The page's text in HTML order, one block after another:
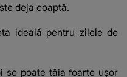
deja coaptă.
ideală pentru zilele de
se poate tăia foarte ușor